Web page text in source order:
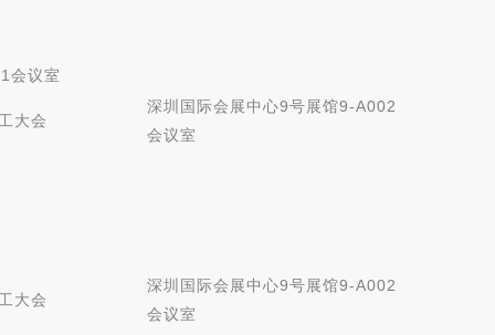
会议室
大会
深圳国际会展中心9号展馆9-A002
会议室
大会
深圳国际会展中心9号展馆9-A002
会议室